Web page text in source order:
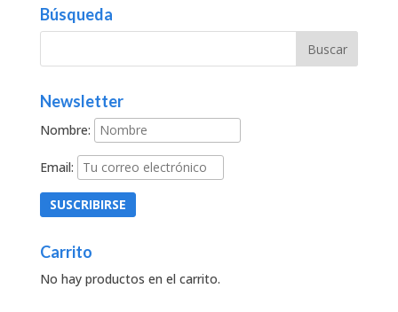
Búsqueda
Newsletter
Nombre:
Email:
Carrito
No hay productos en el carrito.